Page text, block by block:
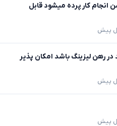
انجام کار پرده میشود قابل
رهن لیزینگ باشد امکان پذیر